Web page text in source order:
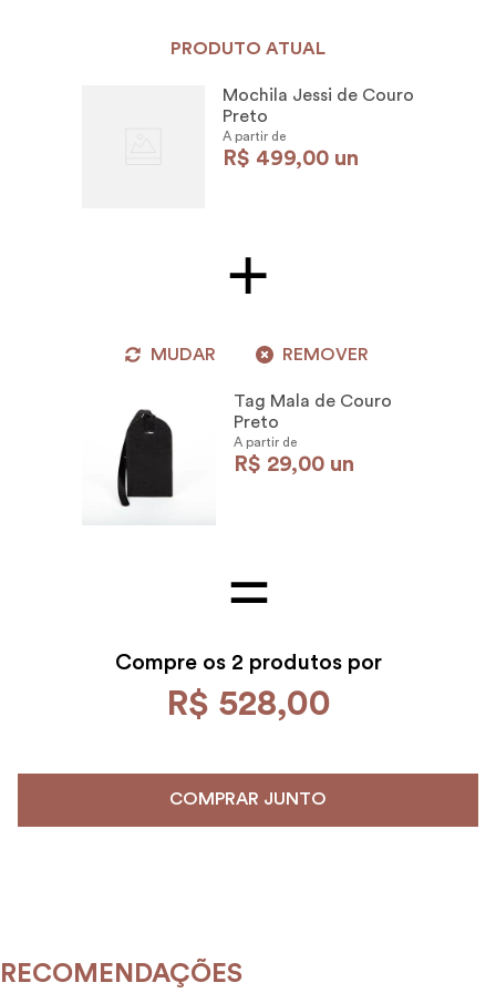
PRODUTO ATUAL
Mochila Jessi de Couro
Preto
A partir de
R$ 499,00 un
MUDAR REMOVER
Tag Mala de Couro
Preto
A partir de
R$ 29,00 un
Compre os 2 produtos por
R$ 528,00
COMPRAR JUNTO
RECOMENDAÇÕES